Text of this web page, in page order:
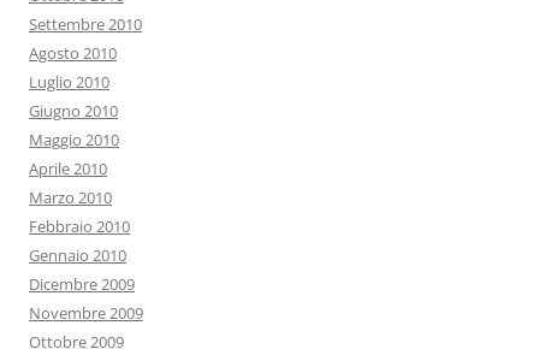
Settembre 2010
Agosto 2010
Luglio 2010
Giugno 2010
Maggio 2010
Aprile 2010
Marzo 2010
Febbraio 2010
Gennaio 2010
Dicembre 2009
Novembre 2009
Ottobre 2009